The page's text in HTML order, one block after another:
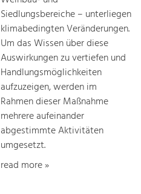
Siedlungsbereiche – unterliegen
klimabedingten Veränderungen.
Um das Wissen über diese
Auswirkungen zu vertiefen und
Handlungsmöglichkeiten
aufzuzeigen, werden im
Rahmen dieser Maßnahme
mehrere aufeinander
abgestimmte Aktivitäten
umgesetzt.
read more »